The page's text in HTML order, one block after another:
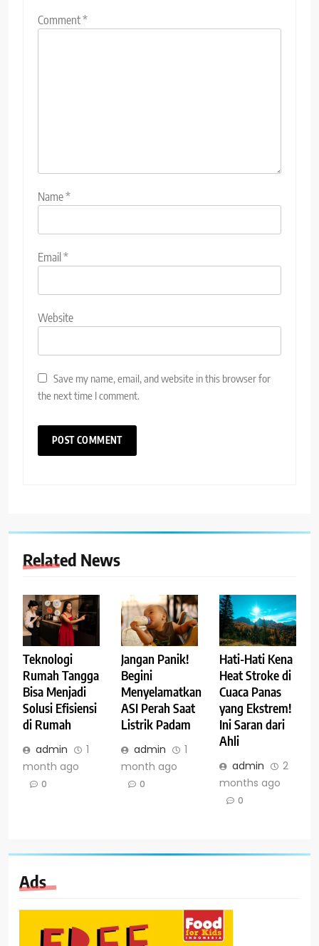
Comment*
Name*
Email *
Website
Save my name, email, and website in this browser for
the next time I comment.
Related News
Teknologi
Rumah Tangga
Bisa Menjadi
Solusi Efisiensi
di Rumah
admin
1
month ago
0
Jangan Panik!
Begini
Menyelamatkan
ASI Perah Saat
Listrik Padam
admin
1
month ago
0
Hati-Hati Kena
Heat Stroke di
Cuaca Panas
yang Ekstrem!
Ini Saran dari
Ahli
admin
2
months ago
0
Ads